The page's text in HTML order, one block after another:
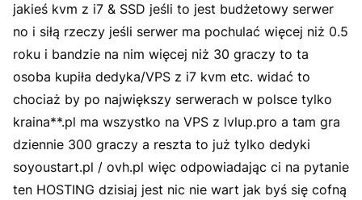
jakieś kvm z i7 & SSD jeśli to jest budżetowy serwer
no i siłą rzeczy jeśli serwer ma pochulać więcej niż 0.5
roku i bandzie na nim więcej niż 30 graczy to ta
osoba kupiła dedyka/VPS z i7 kvm etc. widać to
chociaż by po największy serwerach w polsce tylko
kraina**.pl ma wszystko na VPS z lvlup.pro a tam gra
dziennie 300 graczy a reszta to już tylko dedyki
soyoustart.pl / ovh.pl więc odpowiadając ci na pytanie
ten HOSTING dzisiaj jest nic nie wart jak byś się cofną